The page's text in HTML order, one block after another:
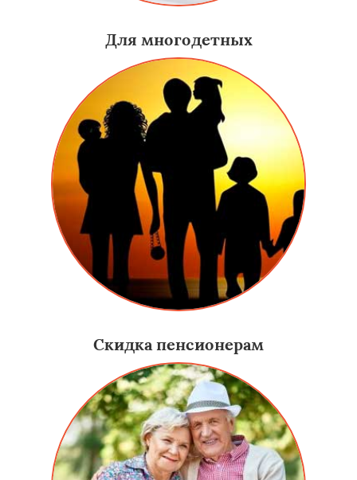
Для многодетных
Скидка пенсионерам